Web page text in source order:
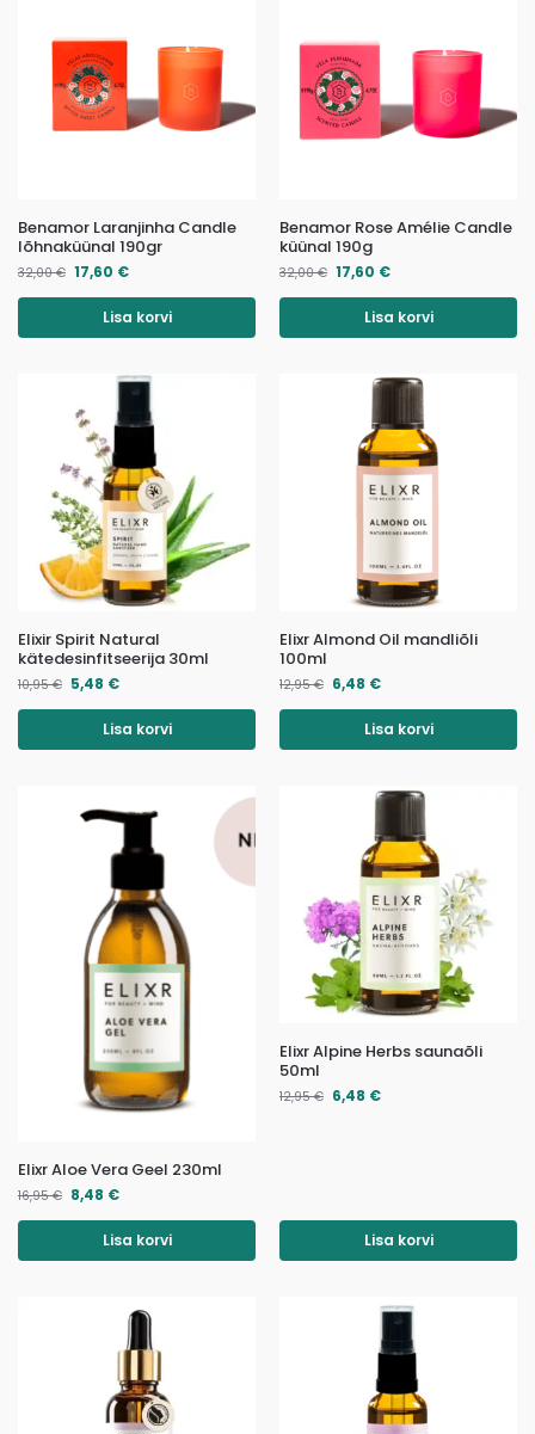
Benamor Laranjinha Candle
lõhnaküünal 190gr
32,00€ 17,60 €
Lisa korvi
Benamor Rose Amélie Candle
küünal 190g
32,00€ 17,60 €
Lisa korvi
Elixir Spirit Natural
kätedesinfitseerija 30ml
10,95€ 5,48 €
Lisa korvi
Elixr Almond Oil mandliõli
100ml
12,95€ 6,48 €
Lisa korvi
Elixr Aloe Vera Geel 230ml
16,95€ 8,48 €
Lisa korvi
Elixr Alpine Herbs saunaõli
50ml
12,95€ 6,48 €
Lisa korvi